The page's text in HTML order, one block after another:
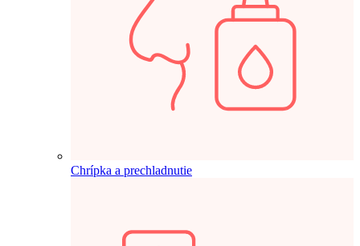
Chrípka a prechladnutie